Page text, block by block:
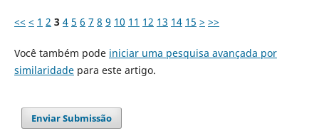
<< < 1 2 3 4 5 6 7 8 9 10 11 12 13 14 15 > >>
Você também pode iniciar uma pesquisa avançada por
similaridadepara este artigo.
Enviar Submissão